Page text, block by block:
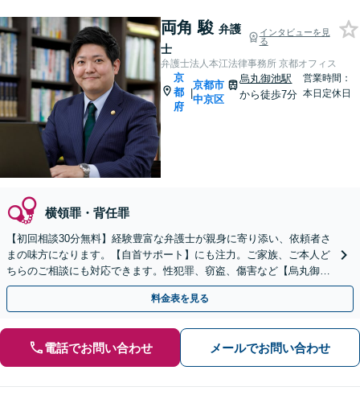
両角 駿 弁護
士
インタビューを見
る
弁護士法人本江法律事務所 京都オフィス
京
都
府
|
京都市
中京区
烏丸御池駅
から徒歩7分
営業時間：
本日定休日
横領罪・背任罪
【初回相談30分無料】経験豊富な弁護士が親身に寄り添い、依頼者さ
まの味方になります。【自首サポート】にも注力。ご家族、ご本人ど
ちらのご相談にも対応できます。性犯罪、窃盗、傷害など【烏丸御池
駅7分】
料金表を見る
電話でお問い合わせ メールでお問い合わせ